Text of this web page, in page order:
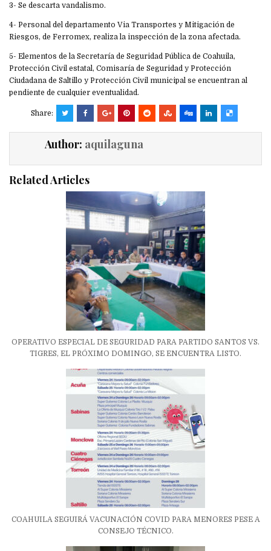
3- Se descarta vandalismo.
4- Personal del departamento Via Transportes y Mitigación de
Riesgos, de Ferromex, realiza la inspección de la zona afectada.
5- Elementos de la Secretaría de Seguridad Pública de Coahuila,
Protección Civil estatal, Comisaría de Seguridad y Protección
Ciudadana de Saltillo y Protección Civil municipal se encuentran al
pendiente de cualquier eventualidad.
Share:
Author: aquilaguna
Related Articles
OPERATIVO ESPECIAL DE SEGURIDAD PARA PARTIDO SANTOS VS.
TIGRES, EL PRÓXIMO DOMINGO, SE ENCUENTRA LISTO.
COAHUILA SEGUIRÁ VACUNACIÓN COVID PARA MENORES PESE A
CONSEJO TÉCNICO.